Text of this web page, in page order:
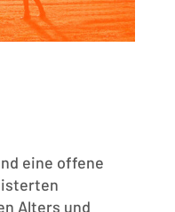
eine offene
Alters und